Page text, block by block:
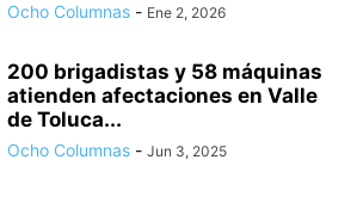
Ocho Columnas - Ene 2, 2026
200 brigadistas y 58 máquinas
atienden afectaciones en Valle
de Toluca...
Ocho Columnas - Jun 3, 2025